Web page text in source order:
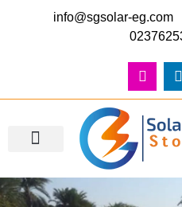
info@sgsolar-eg.com